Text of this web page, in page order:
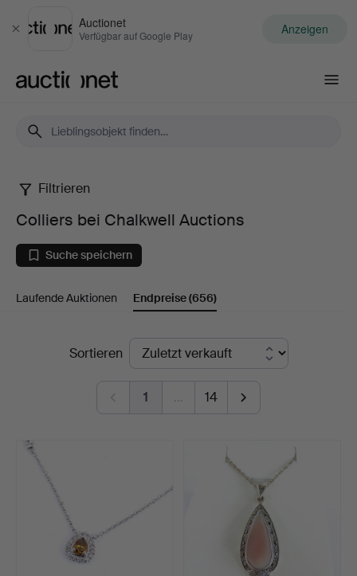
Schließen
Auctionet
Verfügbar auf Google Play Anzeigen
Colliers
bei
Chalkwell
Auctions
Filtrieren
Colliers bei Chalkwell Auctions
Suche speichern
Laufende Auktionen Endpreise(656)
EndpreiseSortieren
1 … 14